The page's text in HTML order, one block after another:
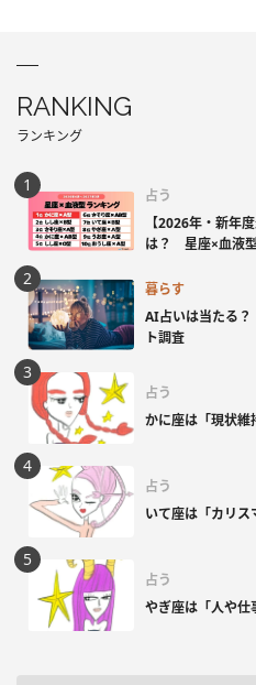
RANKING
ランキング
占う
【2026年・新年
は？ 星座×血液
暮らす
AI占いは当たる
ト調査
占う
かに座は「現状維
占う
いて座は「カリス
占う
やぎ座は「人や仕